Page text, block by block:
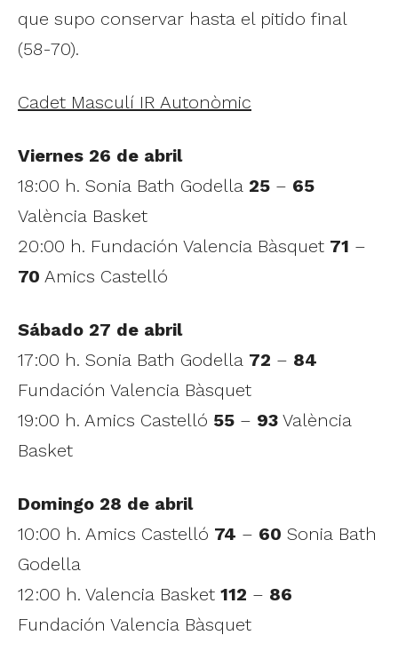
que supo conservar hasta el pitido final
(58-70).
Cadet Masculí IR Autonòmic
Viernes 26 de abril
18:00 h. Sonia Bath Godella 25 – 65
València Basket
20:00 h. Fundación Valencia Bàsquet 71 –
70 Amics Castelló
Sábado 27 de abril
17:00 h. Sonia Bath Godella 72 – 84
Fundación Valencia Bàsquet
19:00 h. Amics Castelló 55 – 93 València
Basket
Domingo 28 de abril
10:00 h. Amics Castelló 74 – 60 Sonia Bath
Godella
12:00 h. Valencia Basket 112 – 86
Fundación Valencia Bàsquet